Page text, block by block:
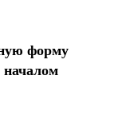
форму
началом